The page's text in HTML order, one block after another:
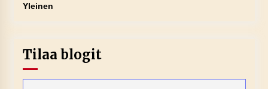
Yleinen
Tilaa blogit